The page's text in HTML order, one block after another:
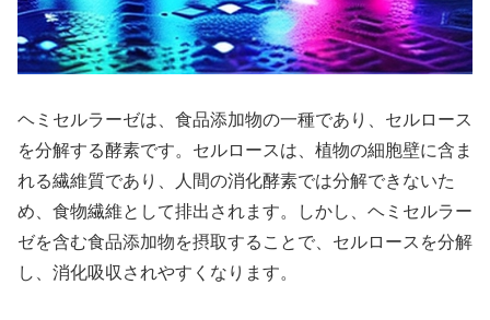
ヘミセルラーゼは、食品添加物の一種であり、セルロース
を分解する酵素です。セルロースは、植物の細胞壁に含ま
れる繊維質であり、人間の消化酵素では分解できないた
め、食物繊維として排出されます。しかし、ヘミセルラー
ゼを含む食品添加物を摂取することで、セルロースを分解
し、消化吸収されやすくなります。